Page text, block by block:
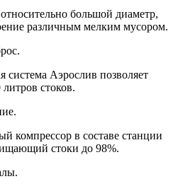
большой диаметр,
различным мелким мусором.
система Аэрослив позволяет
стоков.
компрессор в составе станции
стоки до 98%.